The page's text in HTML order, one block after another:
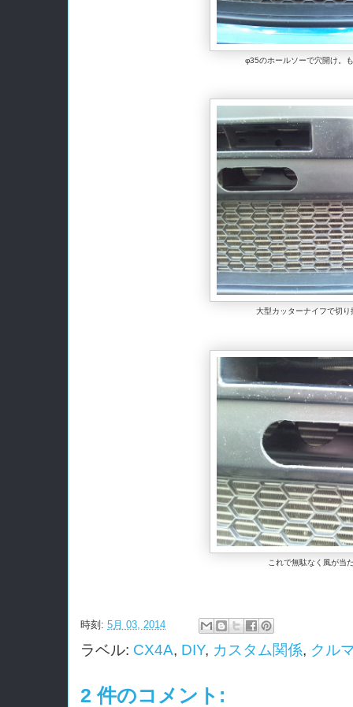
φ35のホールソーで穴開け。
大型カッターナイフで切
これで無駄なく風が当
時刻: 5月 03, 2014
ラベル: CX4A, DIY, カスタム関係, クル
2 件のコメント: